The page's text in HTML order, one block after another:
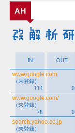
カ
イ
ブ
AH